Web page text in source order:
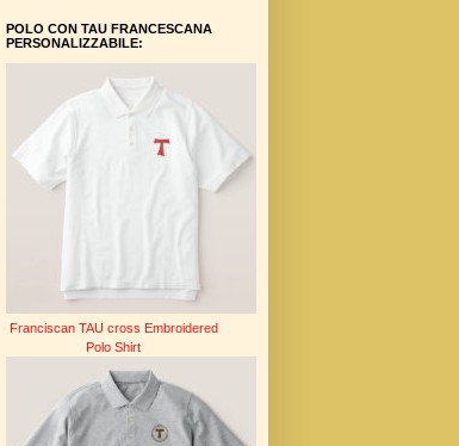
POLO CON TAU FRANCESCANA
PERSONALIZZABILE:
Franciscan TAU cross Embroidered
Polo Shirt